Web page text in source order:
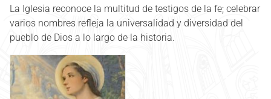
La Iglesia reconoce la multitud de testigos de la fe; celebrar
varios nombres refleja la universalidad y diversidad del
pueblo de Dios a lo largo de la historia.